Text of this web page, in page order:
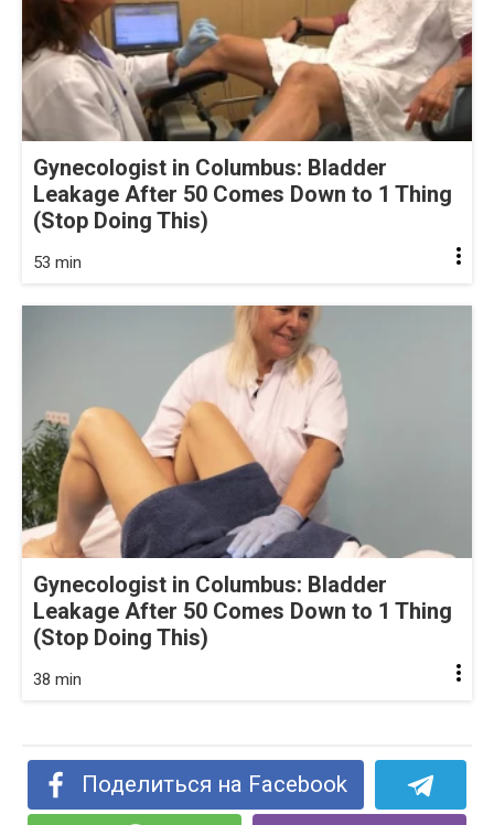
Gynecologist in Columbus: Bladder
Leakage After 50 Comes Down to 1 Thing
(Stop Doing This)
53 min
Gynecologist in Columbus: Bladder
Leakage After 50 Comes Down to 1 Thing
(Stop Doing This)
38 min
Поделиться на Facebook